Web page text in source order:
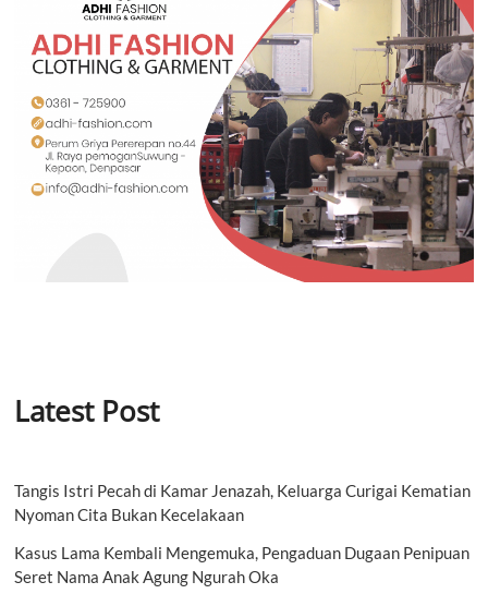
Latest Post
Tangis Istri Pecah di Kamar Jenazah, Keluarga Curigai Kematian
Nyoman Cita Bukan Kecelakaan
Kasus Lama Kembali Mengemuka, Pengaduan Dugaan Penipuan
Seret Nama Anak Agung Ngurah Oka